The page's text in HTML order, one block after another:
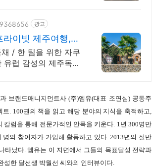
광고
이빗 제주여행,
/ 한 팀을 위한 자쿠
럽 감성의 제주독채
브랜드매니지먼트사 (주)엠유(대표 조연심) 공동주
. 100권의 책을 읽고 해당 분야의 지식을 축적하고,
럼을 통해 전문가적인 안목을 키운다. 1년 300명만
의 참여자가 가입해 활동하고 있다. 2013년의 절반
타났다.엠유는 이 지면에서 그들의 목표달성 전략과
성한 달선생 박월선 씨와의 인터뷰이다.